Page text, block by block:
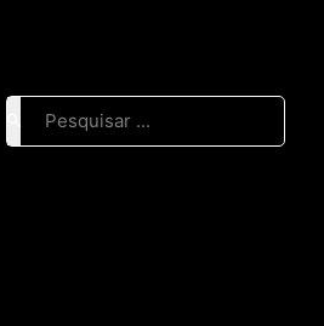
Pesquisar ...